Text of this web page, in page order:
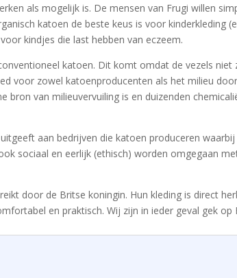
als mogelijk is. De mensen van Frugi willen
katoen de beste keus is voor kinderkleding
kindjes die last hebben van eczeem.
katoen. Dit komt omdat de vezels
voor zowel katoenproducenten als het milieu
van milieuvervuiling is en duizenden
aan bedrijven die katoen produceren
sociaal en eerlijk (ethisch) worden omgegaan
door de Britse koningin. Hun kleding is direct
en praktisch. Wij zijn in ieder geval gek op